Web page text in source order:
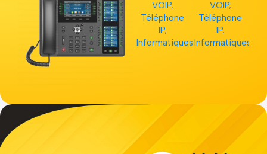
VOIP,
Téléphone
IP,
Informatiques
VOIP,
Téléphone
IP,
Informatiques